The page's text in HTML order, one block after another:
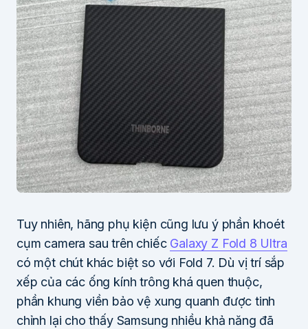
Tuy nhiên, hãng phụ kiện cũng lưu ý phần khoét
cụm camera sau trên chiếc Galaxy Z Fold 8 Ultra
có một chút khác biệt so với Fold 7. Dù vị trí sắp
xếp của các ống kính trông khá quen thuộc,
phần khung viền bảo vệ xung quanh được tinh
chỉnh lại cho thấy Samsung nhiều khả năng đã